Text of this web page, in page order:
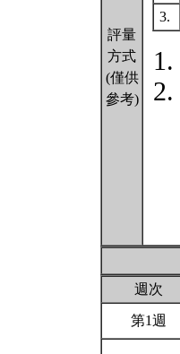
評量
方式
(僅供
參考)
3.
週次
第1週